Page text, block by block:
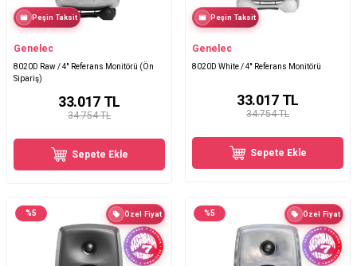
Peşin Taksit
Genelec
8020D Raw / 4′′ Referans Monitörü (Ön
Sipariş)
34.754 TL
33.017TL
Sepete Ekle
Peşin Taksit
Genelec
8020D White / 4'' Referans Monitörü
34.754 TL
33.017TL
Sepete Ekle
%5 Özel Fiyat %5 Özel Fiyat